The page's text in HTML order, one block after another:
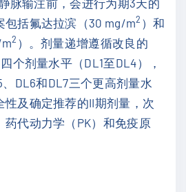
包括氟达拉滨（30 mg/m2 ）和
2 ）。剂量递增遵循改良的
个剂量水平（DL1至DL4），
DL6和DL7三个更高剂量水
性及确定推荐的II期剂量，次
代动力学（PK）和免疫原